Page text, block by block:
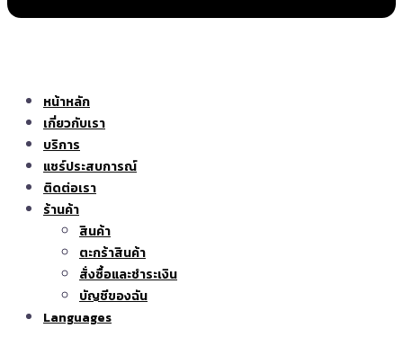
หน้าหลัก
เกี่ยวกับเรา
บริการ
แชร์ประสบการณ์
ติดต่อเรา
ร้านค้า
สินค้า
ตะกร้าสินค้า
สั่งซื้อและชำระเงิน
บัญชีของฉัน
Languages